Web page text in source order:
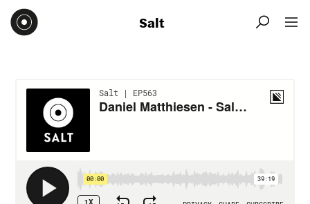
Salt  